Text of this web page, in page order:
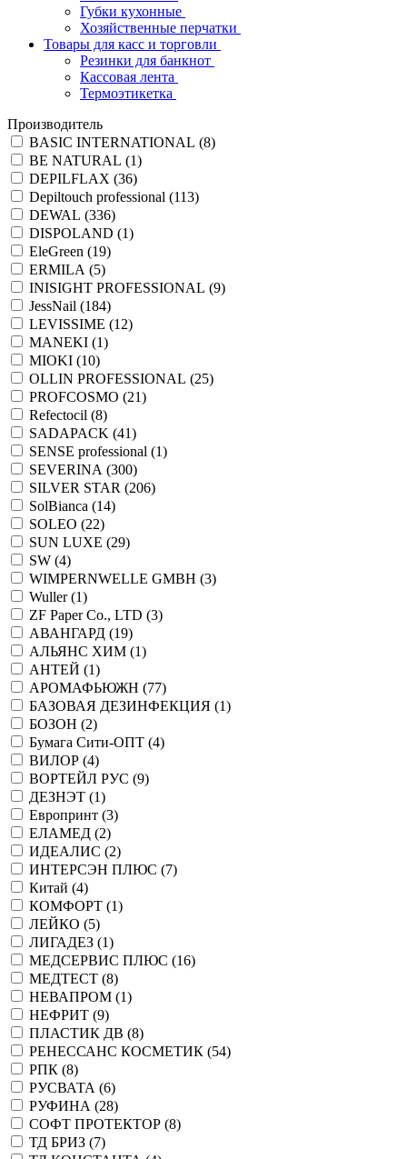
Губки кухонные
Хозяйственные перчатки
Товары для касс и торговли
Резинки для банкнот
Кассовая лента
Термоэтикетка
Производитель
BASIC INTERNATIONAL (8)
BE NATURAL (1)
DEPILFLAX (36)
Depiltouch professional (113)
DEWAL (336)
DISPOLAND (1)
EleGreen (19)
ERMILA (5)
INISIGHT PROFESSIONAL (9)
JessNail (184)
LEVISSIME (12)
MANEKI (1)
MIOKI (10)
OLLIN PROFESSIONAL (25)
PROFCOSMO (21)
Refectocil (8)
SADAPACK (41)
SENSE professional (1)
SEVERINA (300)
SILVER STAR (206)
SolBianca (14)
SOLEO (22)
SUN LUXE (29)
SW (4)
WIMPERNWELLE GMBH (3)
Wuller (1)
ZF Paper Co., LTD (3)
АВАНГАРД (19)
АЛЬЯНС ХИМ (1)
АНТЕЙ (1)
АРОМАФЬЮЖН (77)
БАЗОВАЯ ДЕЗИНФЕКЦИЯ (1)
БОЗОН (2)
Бумага Сити-ОПТ (4)
ВИЛОР (4)
ВОРТЕЙЛ РУС (9)
ДЕЗНЭТ (1)
Европринт (3)
ЕЛАМЕД (2)
ИДЕАЛИС (2)
ИНТЕРСЭН ПЛЮС (7)
Китай (4)
КОМФОРТ (1)
ЛЕЙКО (5)
ЛИГАДЕЗ (1)
МЕДСЕРВИС ПЛЮС (16)
МЕДТЕСТ (8)
НЕВАПРОМ (1)
НЕФРИТ (9)
ПЛАСТИК ДВ (8)
РЕНЕССАНС КОСМЕТИК (54)
РПК (8)
РУСВАТА (6)
РУФИНА (28)
СОФТ ПРОТЕКТОР (8)
ТД БРИЗ (7)